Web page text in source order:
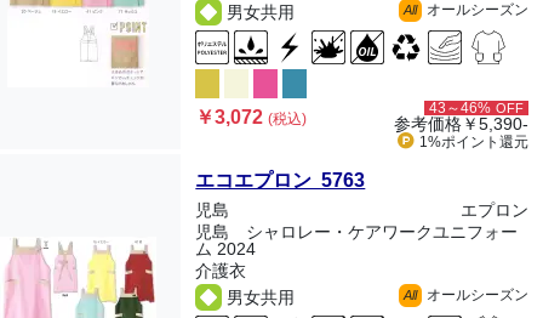
男女共用
All オールシーズン
￥3,072(税込)
43～46% OFF
参考価格￥5,390-
1%ポイント 還元
エコエプロン 5763
児島
エプロン
児島 シャロレー・ケアワークユニフォー
ム 2024
介護衣
男女共用
All オールシーズン